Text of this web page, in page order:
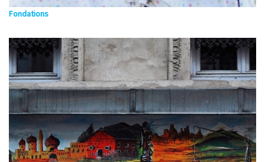
Fondations